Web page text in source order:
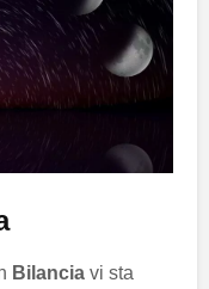
Bilancia vi sta